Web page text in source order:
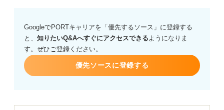
GoogleでPORTキャリアを「優先するソース」に登録する
と、 知りたいQ&Aへすぐにアクセスできるようになりま
す。ぜひご登録ください。
優先ソースに登録する